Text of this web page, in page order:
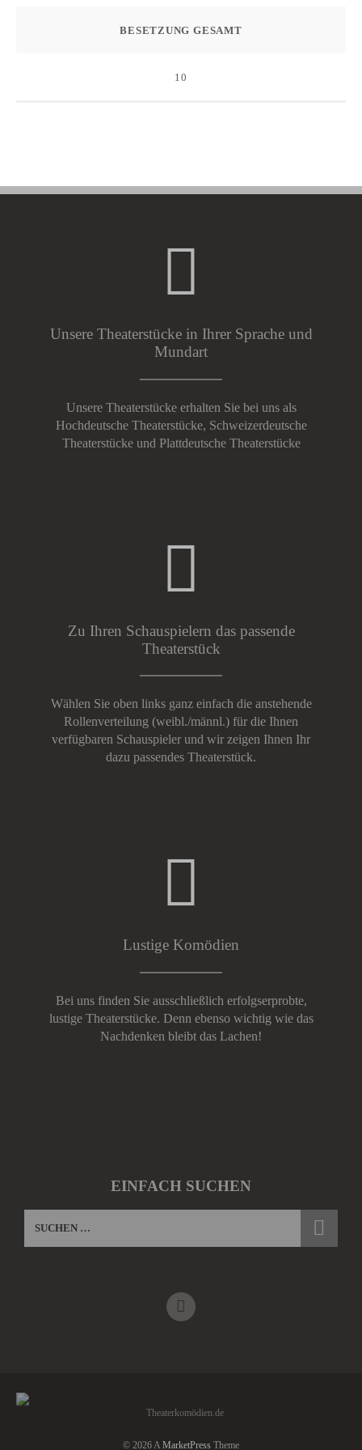
BESETZUNG GESAMT
10
Unsere Theaterstücke in Ihrer Sprache und
Mundart
Unsere Theaterstücke erhalten Sie bei uns als
Hochdeutsche Theaterstücke, Schweizerdeutsche
Theaterstücke und Plattdeutsche Theaterstücke
Zu Ihren Schauspielern das passende
Theaterstück
Wählen Sie oben links ganz einfach die anstehende
Rollenverteilung (weibl./männl.) für die Ihnen
verfügbaren Schauspieler und wir zeigen Ihnen Ihr
dazu passendes Theaterstück.
Lustige Komödien
Bei uns finden Sie ausschließlich erfolgserprobte,
lustige Theaterstücke. Denn ebenso wichtig wie das
Nachdenken bleibt das Lachen!
EINFACH SUCHEN
© 2026 A MarketPress Theme